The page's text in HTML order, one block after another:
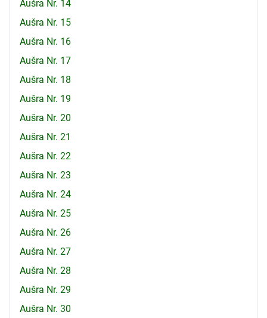
Aušra Nr. 14
Aušra Nr. 15
Aušra Nr. 16
Aušra Nr. 17
Aušra Nr. 18
Aušra Nr. 19
Aušra Nr. 20
Aušra Nr. 21
Aušra Nr. 22
Aušra Nr. 23
Aušra Nr. 24
Aušra Nr. 25
Aušra Nr. 26
Aušra Nr. 27
Aušra Nr. 28
Aušra Nr. 29
Aušra Nr. 30